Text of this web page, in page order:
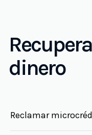
dinero
Reclamar